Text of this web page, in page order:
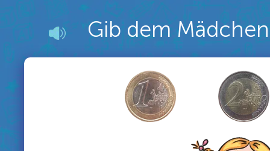
Gib dem